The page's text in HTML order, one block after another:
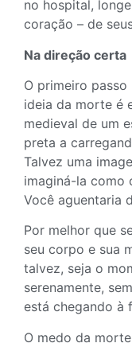
no hospital,
coração – de
Na direção certa
O primeiro
ideia da morte é
medieval de um
preta a
Talvez uma
imaginá-la como
Você aguentaria
Por melhor que
seu corpo e sua
talvez, seja o
serenamente,
está chegando à
O medo da